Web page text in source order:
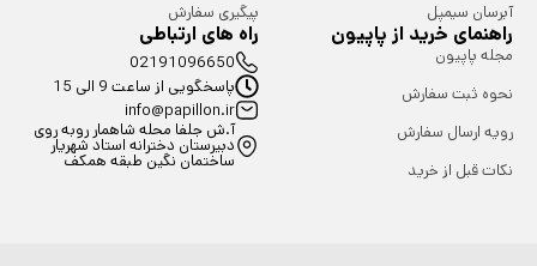
آبرسان سیمپل
پیگیری سفارش
راهنمای خرید از پاپیون
مجله پاپیون
نحوه ثبت سفارش
رویه ارسال سفارش
نکات قبل از خرید
راه های ارتباطی
02191096650
پاسخگویی از ساعت 9 الی 15
info@papillon.ir
آ.ش جلفا محله شاهمار روبه روی
دبیرستان دخترانه استاد شهریار
ساختمان نگین طبقه همکف